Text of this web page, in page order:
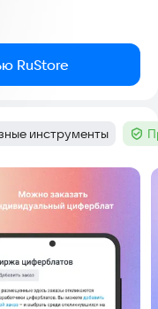
RuStore
: инструменты Тег :